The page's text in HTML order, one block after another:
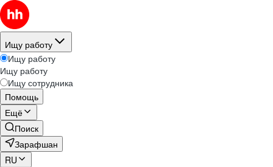
Ищу работу
Ищу работу
Ищу работу
Ищу сотрудника
Помощь
Ещё
Поиск
Зарафшан
RU